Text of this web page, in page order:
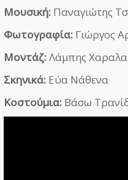
Μουσική: Παναγιώτης
Φωτογραφία: Γιώργος
Μοντάζ:Λάμπης
Σκηνικά: Εύα Νάθενα
Κοστούμια: Βάσω